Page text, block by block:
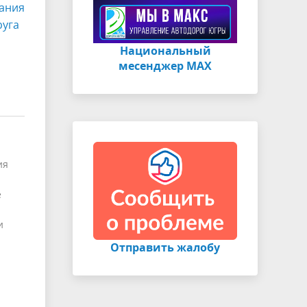
Национальный
месенджер МАХ
Отправить жалобу